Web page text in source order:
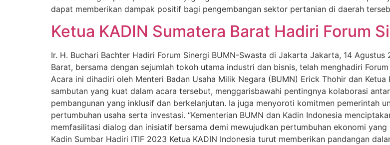
dapat memberikan dampak positif bagi pengembangan sektor pertanian di daerah
Ketua KADIN Sumatera Barat Hadiri Forum
Ir. H. Buchari Bachter Hadiri Forum Sinergi BUMN-Swasta di Jakarta Jakarta, 14
Barat, bersama dengan sejumlah tokoh utama industri dan bisnis, telah menghadiri
Acara ini dihadiri oleh Menteri Badan Usaha Milik Negara (BUMN) Erick Thohir dan
sambutan yang kuat dalam acara tersebut, menggarisbawahi pentingnya kolaborasi
pembangunan yang inklusif dan berkelanjutan. Ia juga menyoroti komitmen pemerintah
pertumbuhan usaha serta investasi. “Kementerian BUMN dan Kadin Indonesia
memfasilitasi dialog dan inisiatif bersama demi mewujudkan pertumbuhan ekonomi
Kadin Sumbar Hadiri ITIF 2023 Ketua KADIN Indonesia turut memberikan pandangan